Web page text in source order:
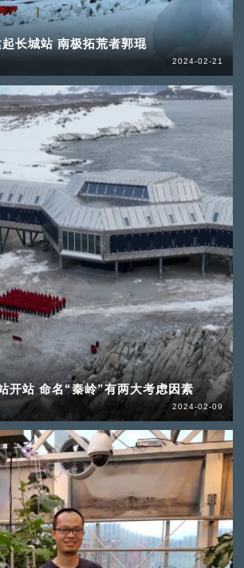
长城站 南极拓荒者郭琨
2024-02-21
开站 命名“秦岭”有两大考虑因素
2024-02-09